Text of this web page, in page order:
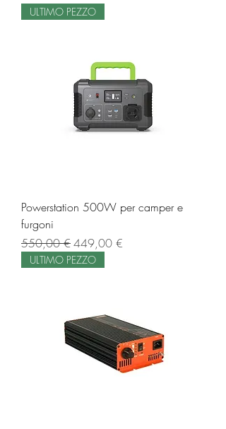
ULTIMO PEZZO
Powerstation 500W per camper e
furgoni
Prezzo regolare
550,00 €Prezzo scontato
449,00 €
ULTIMO PEZZO